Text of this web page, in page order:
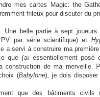
mes cartes Magic: the
frileux pour discuter du
. Une belle partie à sept
par série scientifique) et
a servi à construire ma
que j'ai essentiellement posé
construction de ma merveille.
(Babylone), je dois
que des bâtiments civils